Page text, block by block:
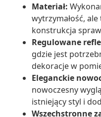
Materiał:
wytrzymałość,
konstrukcja
Regulowane
gdzie jest
dekoracje w
Eleganckie
nowoczesny
istniejący styl i
Wszechstronne